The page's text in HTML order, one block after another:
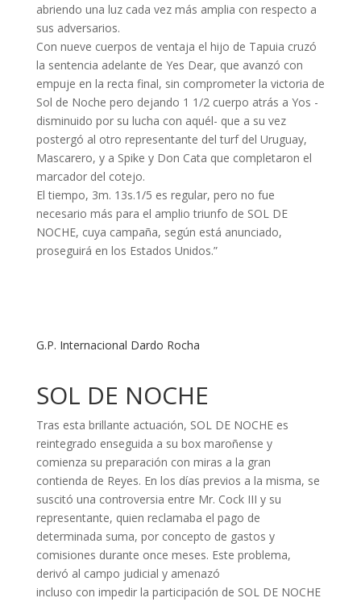
abriendo una luz cada vez más amplia con respecto a
sus adversarios.
Con nueve cuerpos de ventaja el hijo de Tapuia cruzó
la sentencia adelante de Yes Dear, que avanzó con
empuje en la recta final, sin comprometer la victoria de
Sol de Noche pero dejando 1 1/2 cuerpo atrás a Yos -
disminuido por su lucha con aquél- que a su vez
postergó al otro representante del turf del Uruguay,
Mascarero, y a Spike y Don Cata que completaron el
marcador del cotejo.
El tiempo, 3m. 13s.1/5 es regular, pero no fue
necesario más para el amplio triunfo de SOL DE
NOCHE, cuya campaña, según está anunciado,
proseguirá en los Estados Unidos.”
G.P. Internacional Dardo Rocha
SOL DE NOCHE
Tras esta brillante actuación, SOL DE NOCHE es
reintegrado enseguida a su box maroñense y
comienza su preparación con miras a la gran
contienda de Reyes. En los días previos a la misma, se
suscitó una controversia entre Mr. Cock III y su
representante, quien reclamaba el pago de
determinada suma, por concepto de gastos y
comisiones durante once meses. Este problema,
derivó al campo judicial y amenazó
incluso con impedir la participación de SOL DE NOCHE